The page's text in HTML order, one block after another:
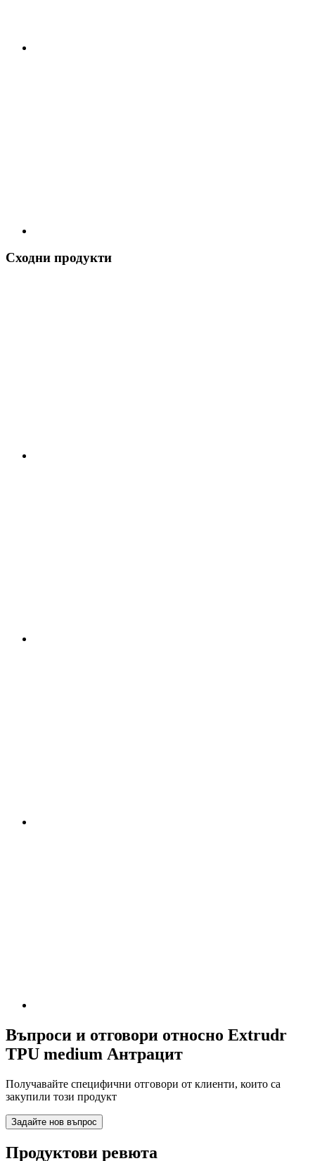
Сходни продукти
Въпроси и отговори относно Extrudr
TPU medium Антрацит
Получавайте специфични отговори от клиенти, които са
закупили този продукт
Задайте нов въпрос
Продуктови ревюта